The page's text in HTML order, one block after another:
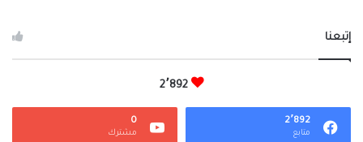
إتبعنا
2٬892
2٬892
متابع
0
مشترك